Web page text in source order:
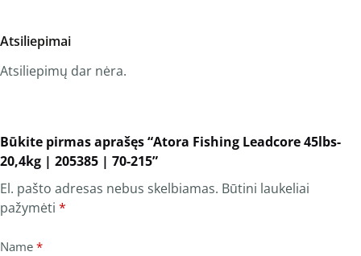
Atsiliepimai
Atsiliepimų dar nėra.
Būkite pirmas aprašęs “Atora Fishing Leadcore 45lbs-
20,4kg | 205385 | 70-215”
El. pašto adresas nebus skelbiamas. Būtini laukeliai
pažymėti *
Name *